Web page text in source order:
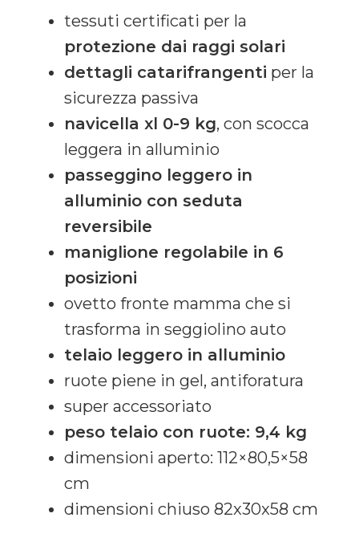
tessuti certificati per la
protezione dai raggi solari
dettagli catarifrangenti per la
sicurezza passiva
navicella xl 0-9 kg, con scocca
leggera in alluminio
passeggino leggero in
alluminio con seduta
reversibile
maniglione regolabile in 6
posizioni
ovetto fronte mamma che si
trasforma in seggiolino auto
telaio leggero in alluminio
ruote piene in gel, antiforatura
super accessoriato
peso telaio con ruote: 9,4 kg
dimensioni aperto: 112×80,5×58
cm
dimensioni chiuso 82x30x58 cm